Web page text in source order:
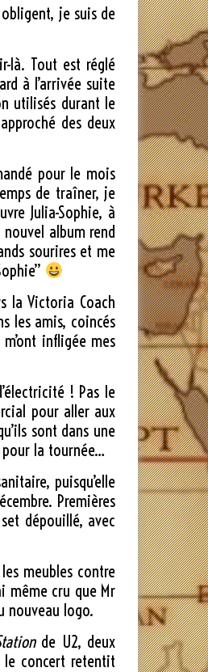
je suis de
là. Tout est réglé
à l’arrivée suite
utilisés durant le
des deux
pour le mois
de traîner, je
Julia-Sophie, à
album rend
sourires et me
la Victoria Coach
les amis, coincés
infligée mes
! Pas le
pour aller aux
sont dans une
pour la tournée…
puisqu’elle
Premières
dépouillé, avec
meubles contre
même cru que Mr
nouveau logo.
de U2, deux
le concert retentit